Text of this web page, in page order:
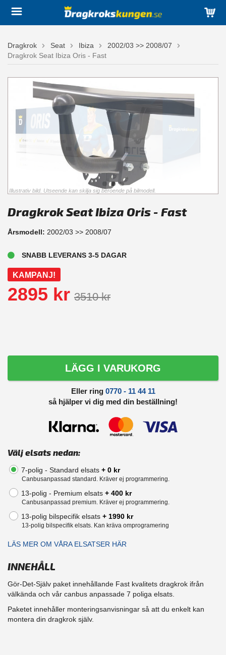
Dragkrok Seat Ibiza
2002/03 >> 2008/07
Dragkrok Seat Ibiza Oris - Fast
Illustrativ bild. Utseende kan skilja sig beroende på bilmodell.
Dragkrok Seat Ibiza Oris - Fast
Årsmodell: 2002/03 >> 2008/07
SNABB LEVERANS 3-5 DAGAR
KAMPANJ!
2895 kr 3510 kr
LÄGG I VARUKORG
Eller ring 0770 - 11 44 11
så hjälper vi dig med din beställning!
Välj elsats nedan:
7-polig - Standard elsats + 0 kr
Canbusanpassad standard. Kräver ej programmering.
13-polig - Premium elsats + 400 kr
Canbusanpassad premium. Kräver ej programmering.
13-polig bilspecifik elsats + 1990 kr
13-polig bilspecifik elsats. Kan kräva omprogramering
LÄS MER OM VÅRA ELSATSER HÄR
INNEHÅLL
Gör-Det-Själv paket innehållande Fast kvalitets dragkrok ifrån
välkända och vår canbus anpassade 7 poliga elsats.
Paketet innehåller monteringsanvisningar så att du enkelt kan
montera din dragkrok själv.